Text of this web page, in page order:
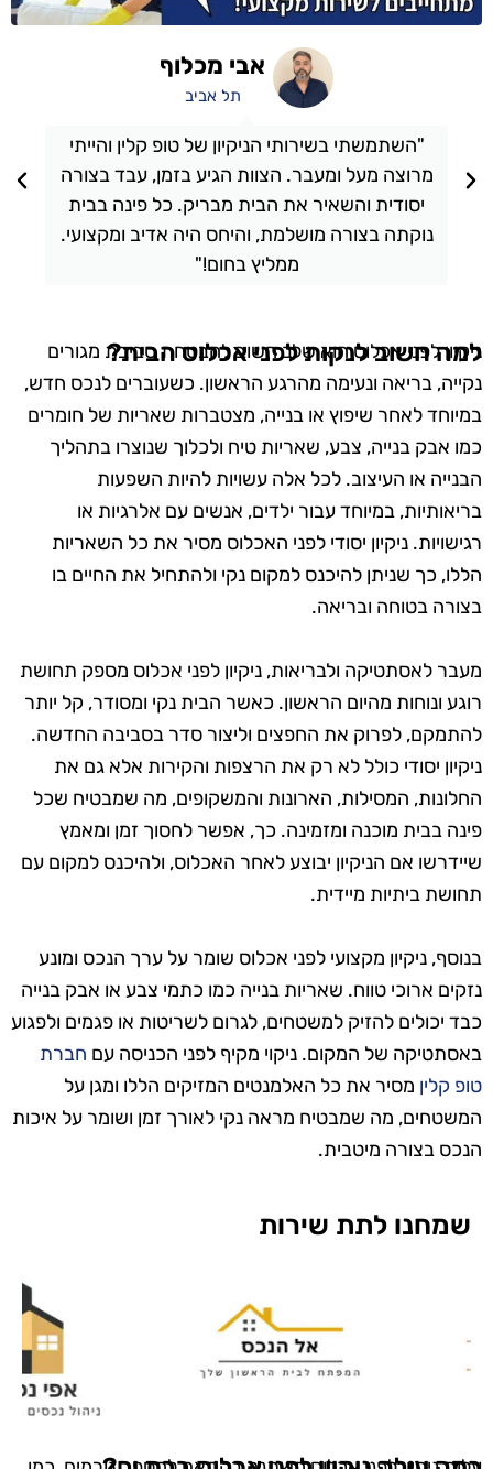
"השתמשתי בשירותי הניקיון של טופ קלין והייתי
מרוצה מעל ומעבר. הצוות הגיע בזמן, עבד בצורה
יסודית והשאיר את הבית מבריק. כל פינה בבית
נוקתה בצורה מושלמת, והיחס היה אדיב ומקצועי.
ממליץ בחום!"
אבי מכלוף
תל אביב
למה חשוב לנקות לפני אכלוס הבית?
ניקיון לפני אכלוס הוא שלב חשוב להבטחת סביבת מגורים
נקייה, בריאה ונעימה מהרגע הראשון. כשעוברים לנכס חדש,
במיוחד לאחר שיפוץ או בנייה, מצטברות שאריות של חומרים
כמו אבק בנייה, צבע, שאריות טיח ולכלוך שנוצרו בתהליך
הבנייה או העיצוב. לכל אלה עשויות להיות השפעות
בריאותיות, במיוחד עבור ילדים, אנשים עם אלרגיות או
רגישויות. ניקיון יסודי לפני האכלוס מסיר את כל השאריות
הללו, כך שניתן להיכנס למקום נקי ולהתחיל את החיים בו
בצורה בטוחה ובריאה.
מעבר לאסתטיקה ולבריאות, ניקיון לפני אכלוס מספק תחושת
רוגע ונוחות מהיום הראשון. כאשר הבית נקי ומסודר, קל יותר
להתמקם, לפרוק את החפצים וליצור סדר בסביבה החדשה.
ניקיון יסודי כולל לא רק את הרצפות והקירות אלא גם את
החלונות, המסילות, הארונות והמשקופים, מה שמבטיח שכל
פינה בבית מוכנה ומזמינה. כך, אפשר לחסוך זמן ומאמץ
שיידרשו אם הניקיון יבוצע לאחר האכלוס, ולהיכנס למקום עם
תחושת ביתיות מיידית.
בנוסף, ניקיון מקצועי לפני אכלוס שומר על ערך הנכס ומונע
נזקים ארוכי טווח. שאריות בנייה כמו כתמי צבע או אבק בנייה
כבד יכולים להזיק למשטחים, לגרום לשריטות או פגמים ולפגוע
באסתטיקה של המקום. ניקוי מקיף לפני הכניסה עם חברת
טופ קלין מסיר את כל האלמנטים המזיקים הללו ומגן על
המשטחים, מה שמבטיח מראה נקי לאורך זמן ושומר על איכות
הנכס בצורה מיטבית.
שמחנו לתת שירות